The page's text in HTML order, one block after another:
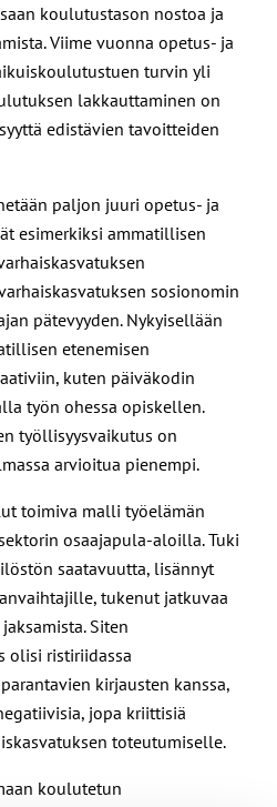
koulutustason nostoa ja
Viime vuonna opetus- ja
turvin yli
lakkauttaminen on
edistävien tavoitteiden
paljon juuri opetus- ja
esimerkiksi ammatillisen
sosionomin
pätevyyden. Nykyisellään
etenemisen
kuten päiväkodin
työn ohessa opiskellen.
työllisyysvaikutus on
arvioitua pienempi.
toimiva malli työelämän
osaajapula-aloilla. Tuki
saatavuutta, lisännyt
tukenut jatkuvaa
Siten
olisi ristiriidassa
kirjausten kanssa,
jopa kriittisiä
toteutumiselle.
koulutetun